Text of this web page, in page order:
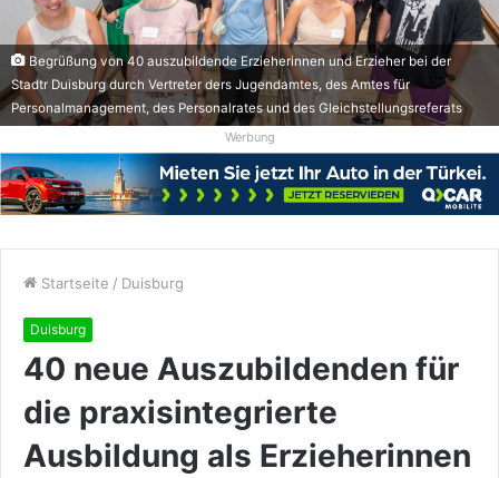
Begrüßung von 40 auszubildende Erzieherinnen und Erzieher bei der
Stadtr Duisburg durch Vertreter ders Jugendamtes, des Amtes für
Personalmanagement, des Personalrates und des Gleichstellungsreferats
Werbung
Startseite / Duisburg
Duisburg
40 neue Auszubildenden für
die praxisintegrierte
Ausbildung als Erzieherinnen